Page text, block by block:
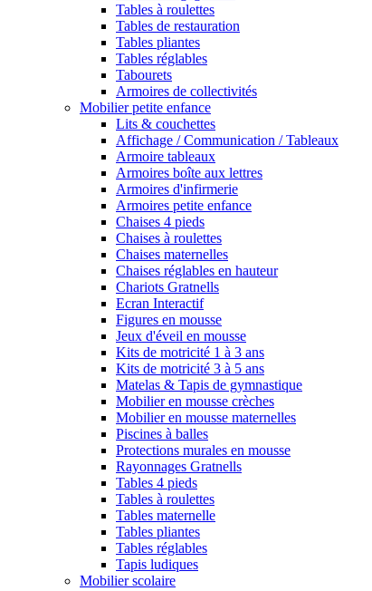
Tables à roulettes
Tables de restauration
Tables pliantes
Tables réglables
Tabourets
Armoires de collectivités
Mobilier petite enfance
Lits & couchettes
Affichage / Communication / Tableaux
Armoire tableaux
Armoires boîte aux lettres
Armoires d'infirmerie
Armoires petite enfance
Chaises 4 pieds
Chaises à roulettes
Chaises maternelles
Chaises réglables en hauteur
Chariots Gratnells
Ecran Interactif
Figures en mousse
Jeux d'éveil en mousse
Kits de motricité 1 à 3 ans
Kits de motricité 3 à 5 ans
Matelas & Tapis de gymnastique
Mobilier en mousse crèches
Mobilier en mousse maternelles
Piscines à balles
Protections murales en mousse
Rayonnages Gratnells
Tables 4 pieds
Tables à roulettes
Tables maternelle
Tables pliantes
Tables réglables
Tapis ludiques
Mobilier scolaire